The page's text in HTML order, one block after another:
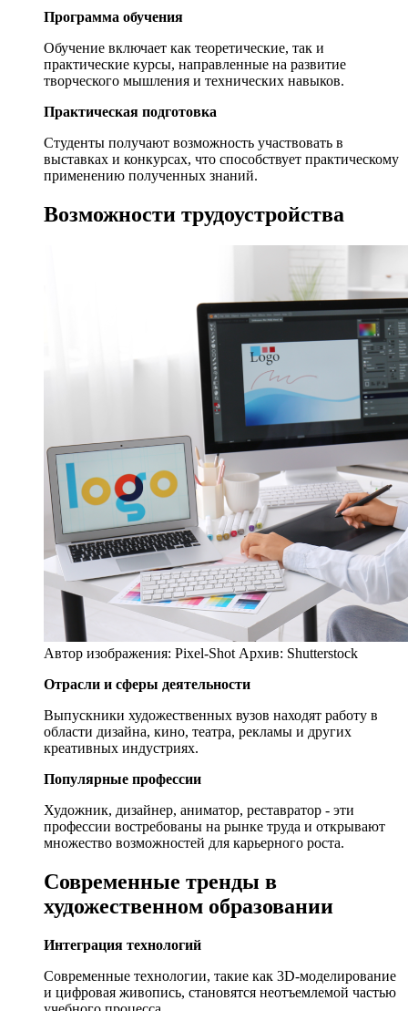
Программа обучения
Обучение включает как теоретические, так и
практические курсы, направленные на развитие
творческого мышления и технических навыков.
Практическая подготовка
Студенты получают возможность участвовать в
выставках и конкурсах, что способствует практическому
применению полученных знаний.
Возможности трудоустройства
Автор изображения: Pixel-Shot Архив: Shutterstock
Отрасли и сферы деятельности
Выпускники художественных вузов находят работу в
области дизайна, кино, театра, рекламы и других
креативных индустриях.
Популярные профессии
Художник, дизайнер, аниматор, реставратор - эти
профессии востребованы на рынке труда и открывают
множество возможностей для карьерного роста.
Современные тренды в
художественном образовании
Интеграция технологий
Современные технологии, такие как 3D-моделирование
и цифровая живопись, становятся неотъемлемой частью